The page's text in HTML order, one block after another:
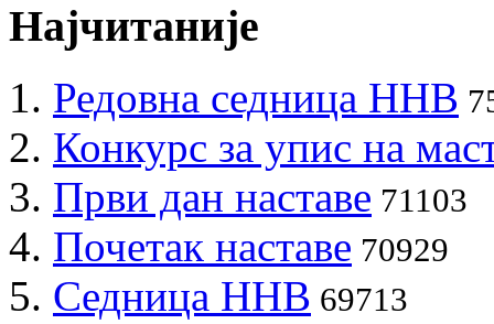
Најчитаније
Редовна седница ННВ
Конкурс за упис на
Први дан наставе 71103
Почетак наставе 70929
Седница ННВ 69713